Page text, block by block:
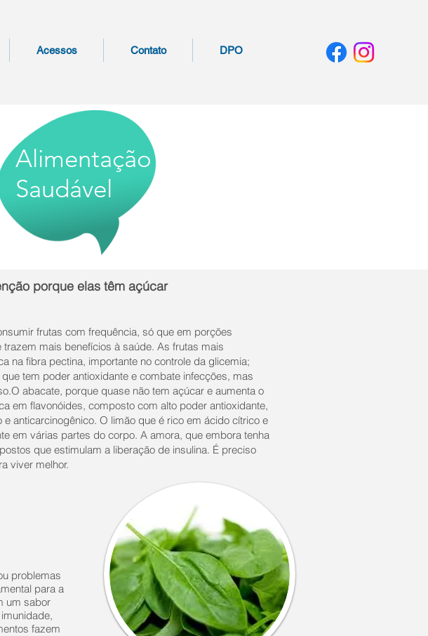
Acessos Contato DPO
porque elas têm açúcar
frutas com frequência, só que em porções
mais benefícios à saúde. As frutas mais
na fibra pectina, importante no controle da glicemia;
tem poder antioxidante e combate infecções, mas
abacate, porque quase não tem açúcar e aumenta o
em flavonóides, composto com alto poder antioxidante,
e anticarcinogênico. O limão que é rico em ácido cítrico e
em várias partes do corpo. A amora, que embora tenha
que estimulam a liberação de insulina. É preciso
viver melhor.
problemas
para a
um sabor
fazem
Alimentação
Saudável